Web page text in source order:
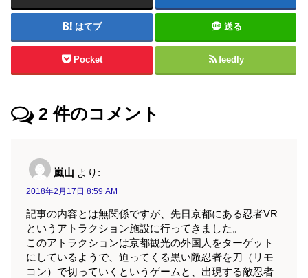
はてブ 送る
Pocket feedly
2 件のコメント
嵐山 より:
2018年2月17日 8:59 AM
記事の内容とは無関係ですが、先日京都にある忍者VR
というアトラクション施設に行ってきました。
このアトラクションは京都観光の外国人をターゲット
にしているようで、迫ってくる黒い敵忍者を刀（リモ
コン）で切っていくというゲームと、出現する敵忍者